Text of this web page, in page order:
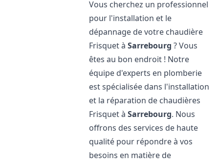
Vous cherchez un professionnel
pour l'installation et le
dépannage de votre chaudière
Frisquet àSarrebourg ? Vous
êtes au bon endroit ! Notre
équipe d'experts en plomberie
est spécialisée dans l'installation
et la réparation de chaudières
Frisquet àSarrebourg. Nous
offrons des services de haute
qualité pour répondre à vos
besoins en matière de